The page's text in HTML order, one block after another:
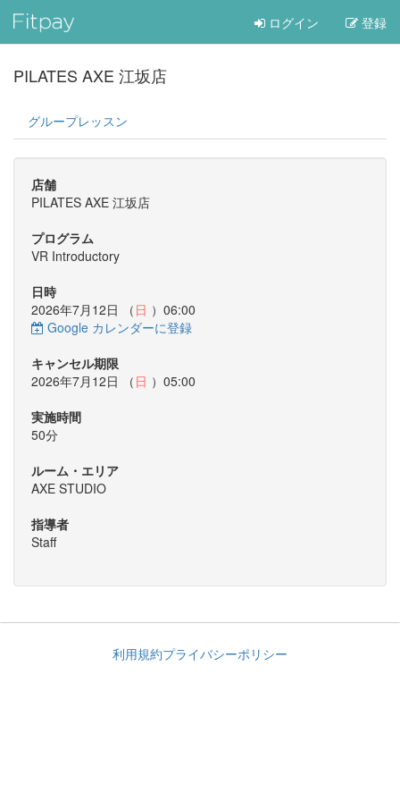
ログイン 登録
PILATES AXE 江坂店
グループレッスン
店舗
PILATES AXE 江坂店
プログラム
VR Introductory
日時
2026年7月12日 （ 日 ）06:00
Google カレンダーに登録
キャンセル期限
2026年7月12日 （ 日 ）05:00
実施時間
50分
ルーム・エリア
AXE STUDIO
指導者
Staff
利用規約プライバシーポリシー